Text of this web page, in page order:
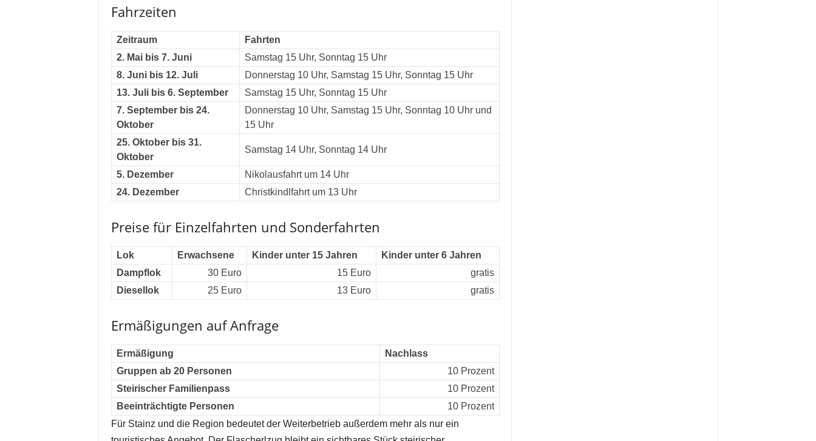
Fahrzeiten
Zeitraum
Fahrten
2. Mai bis 7. Juni
Samstag 15 Uhr, Sonntag 15 Uhr
8. Juni bis 12. Juli
Donnerstag 10 Uhr, Samstag 15 Uhr, Sonntag 15 Uhr
13. Juli bis 6. September
Samstag 15 Uhr, Sonntag 15 Uhr
7. September bis 24.
Oktober
Donnerstag 10 Uhr, Samstag 15 Uhr, Sonntag 10 Uhr und
15 Uhr
25. Oktober bis 31.
Oktober
Samstag 14 Uhr, Sonntag 14 Uhr
5. Dezember
Nikolausfahrt um 14 Uhr
24. Dezember
Christkindlfahrt um 13 Uhr
Preise für Einzelfahrten und Sonderfahrten
Lok Erwachsene Kinder unter 15 Jahren
Kinder unter 6 Jahren
Dampflok
30 Euro 15 Euro
gratis
Diesellok
25 Euro 13 Euro gratis
Ermäßigungen auf Anfrage
Ermäßigung
Nachlass
Gruppen ab 20 Personen
10 Prozent
Steirischer Familienpass
10 Prozent
Beeinträchtigte Personen
10 Prozent
Für Stainz und die Region bedeutet der Weiterbetrieb außerdem mehr als nur ein